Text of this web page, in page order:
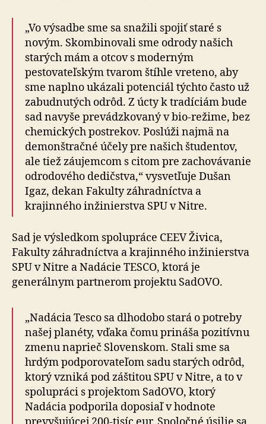
„Vo výsadbe sme sa snažili spojiť staré s
novým. Skombinovali sme odrody našich
starých mám a otcov s moderným
pestovateľským tvarom štíhle vreteno, aby
sme naplno ukázali potenciál týchto často už
zabudnutých odrôd. Z úcty k tradíciám bude
sad navyše prevádzkovaný v bio-režime, bez
chemických postrekov. Poslúži najmä na
demonštračné účely pre našich študentov,
ale tiež záujemcom s citom pre zachovávanie
odrodového dedičstva,“ vysvetľuje Dušan
Igaz, dekan Fakulty záhradníctva a
krajinného inžinierstva SPU v Nitre.
Sad je výsledkom spolupráce CEEV Živica,
Fakulty záhradníctva a krajinného inžinierstva
SPU v Nitre a Nadácie TESCO, ktorá je
generálnym partnerom projektu SadOVO.
„Nadácia Tesco sa dlhodobo stará o potreby
našej planéty, vďaka čomu prináša pozitívnu
zmenu naprieč Slovenskom. Stali sme sa
hrdým podporovateľom sadu starých odrôd,
ktorý vzniká pod záštitou SPU v Nitre, a to v
spolupráci s projektom SadOVO, ktorý
Nadácia podporila doposiaľ v hodnote